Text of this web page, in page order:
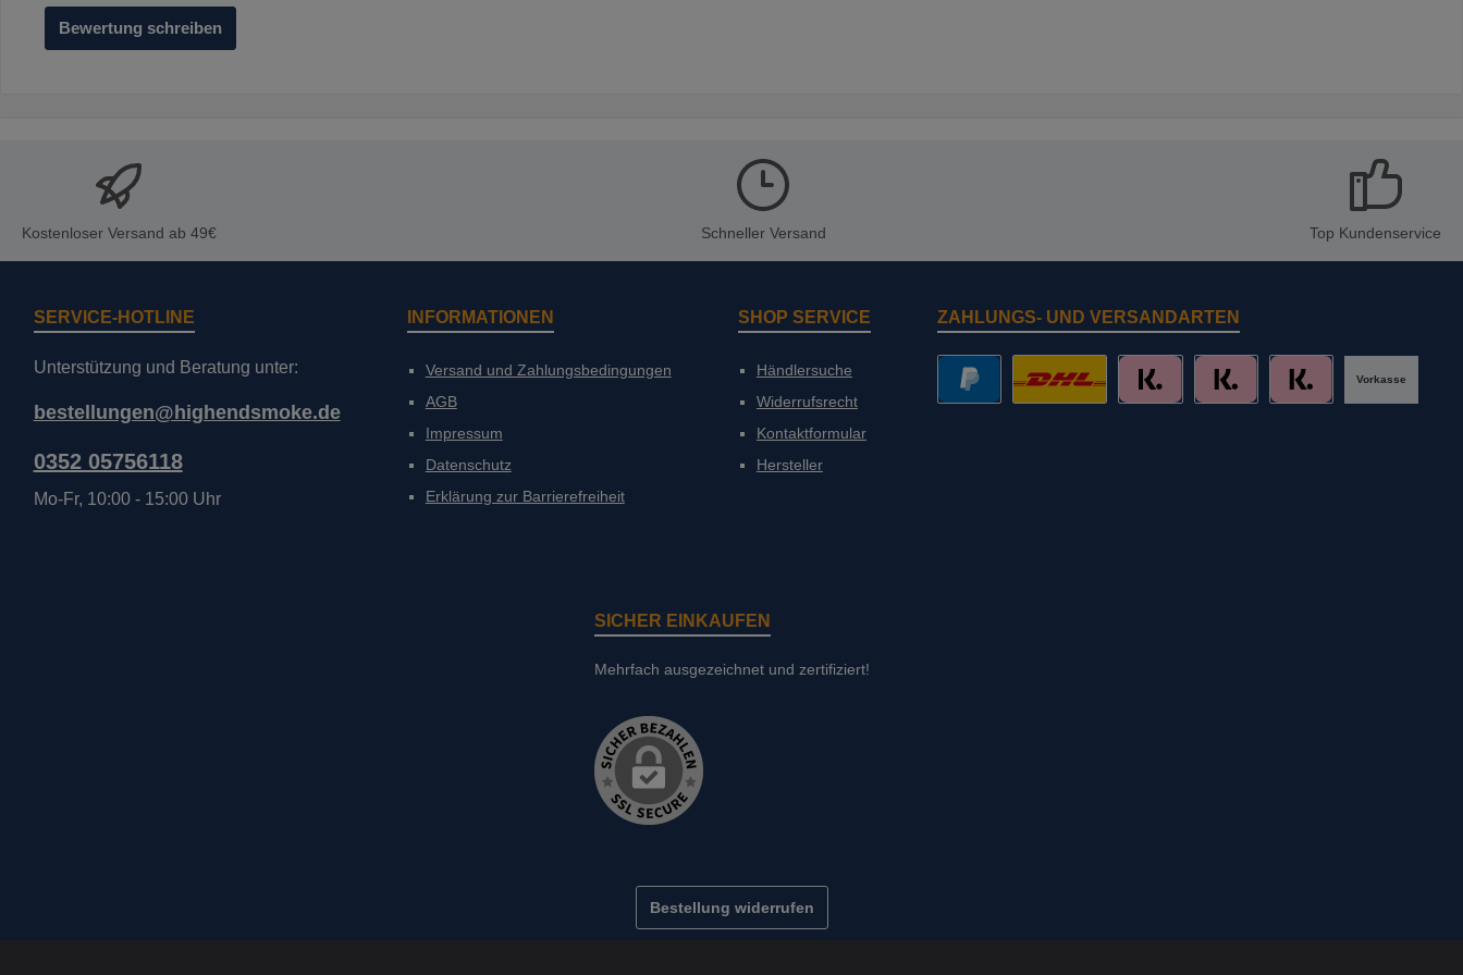
Bewertung schreiben
Kostenloser Versand ab 49€ Schneller Versand Top Kundenservice
SERVICE-HOTLINE
Unterstützung und Beratung unter:
bestellungen@highendsmoke.de
0352 05756118
Mo-Fr, 10:00 - 15:00 Uhr
INFORMATIONEN
Versand und Zahlungsbedingungen
AGB
Impressum
Datenschutz
Erklärung zur Barrierefreiheit
SHOP SERVICE
Händlersuche
Widerrufsrecht
Kontaktformular
Hersteller
ZAHLUNGS- UND VERSANDARTEN
Vorkasse
SICHER EINKAUFEN
Mehrfach ausgezeichnet und zertifiziert!
Bestellung widerrufen